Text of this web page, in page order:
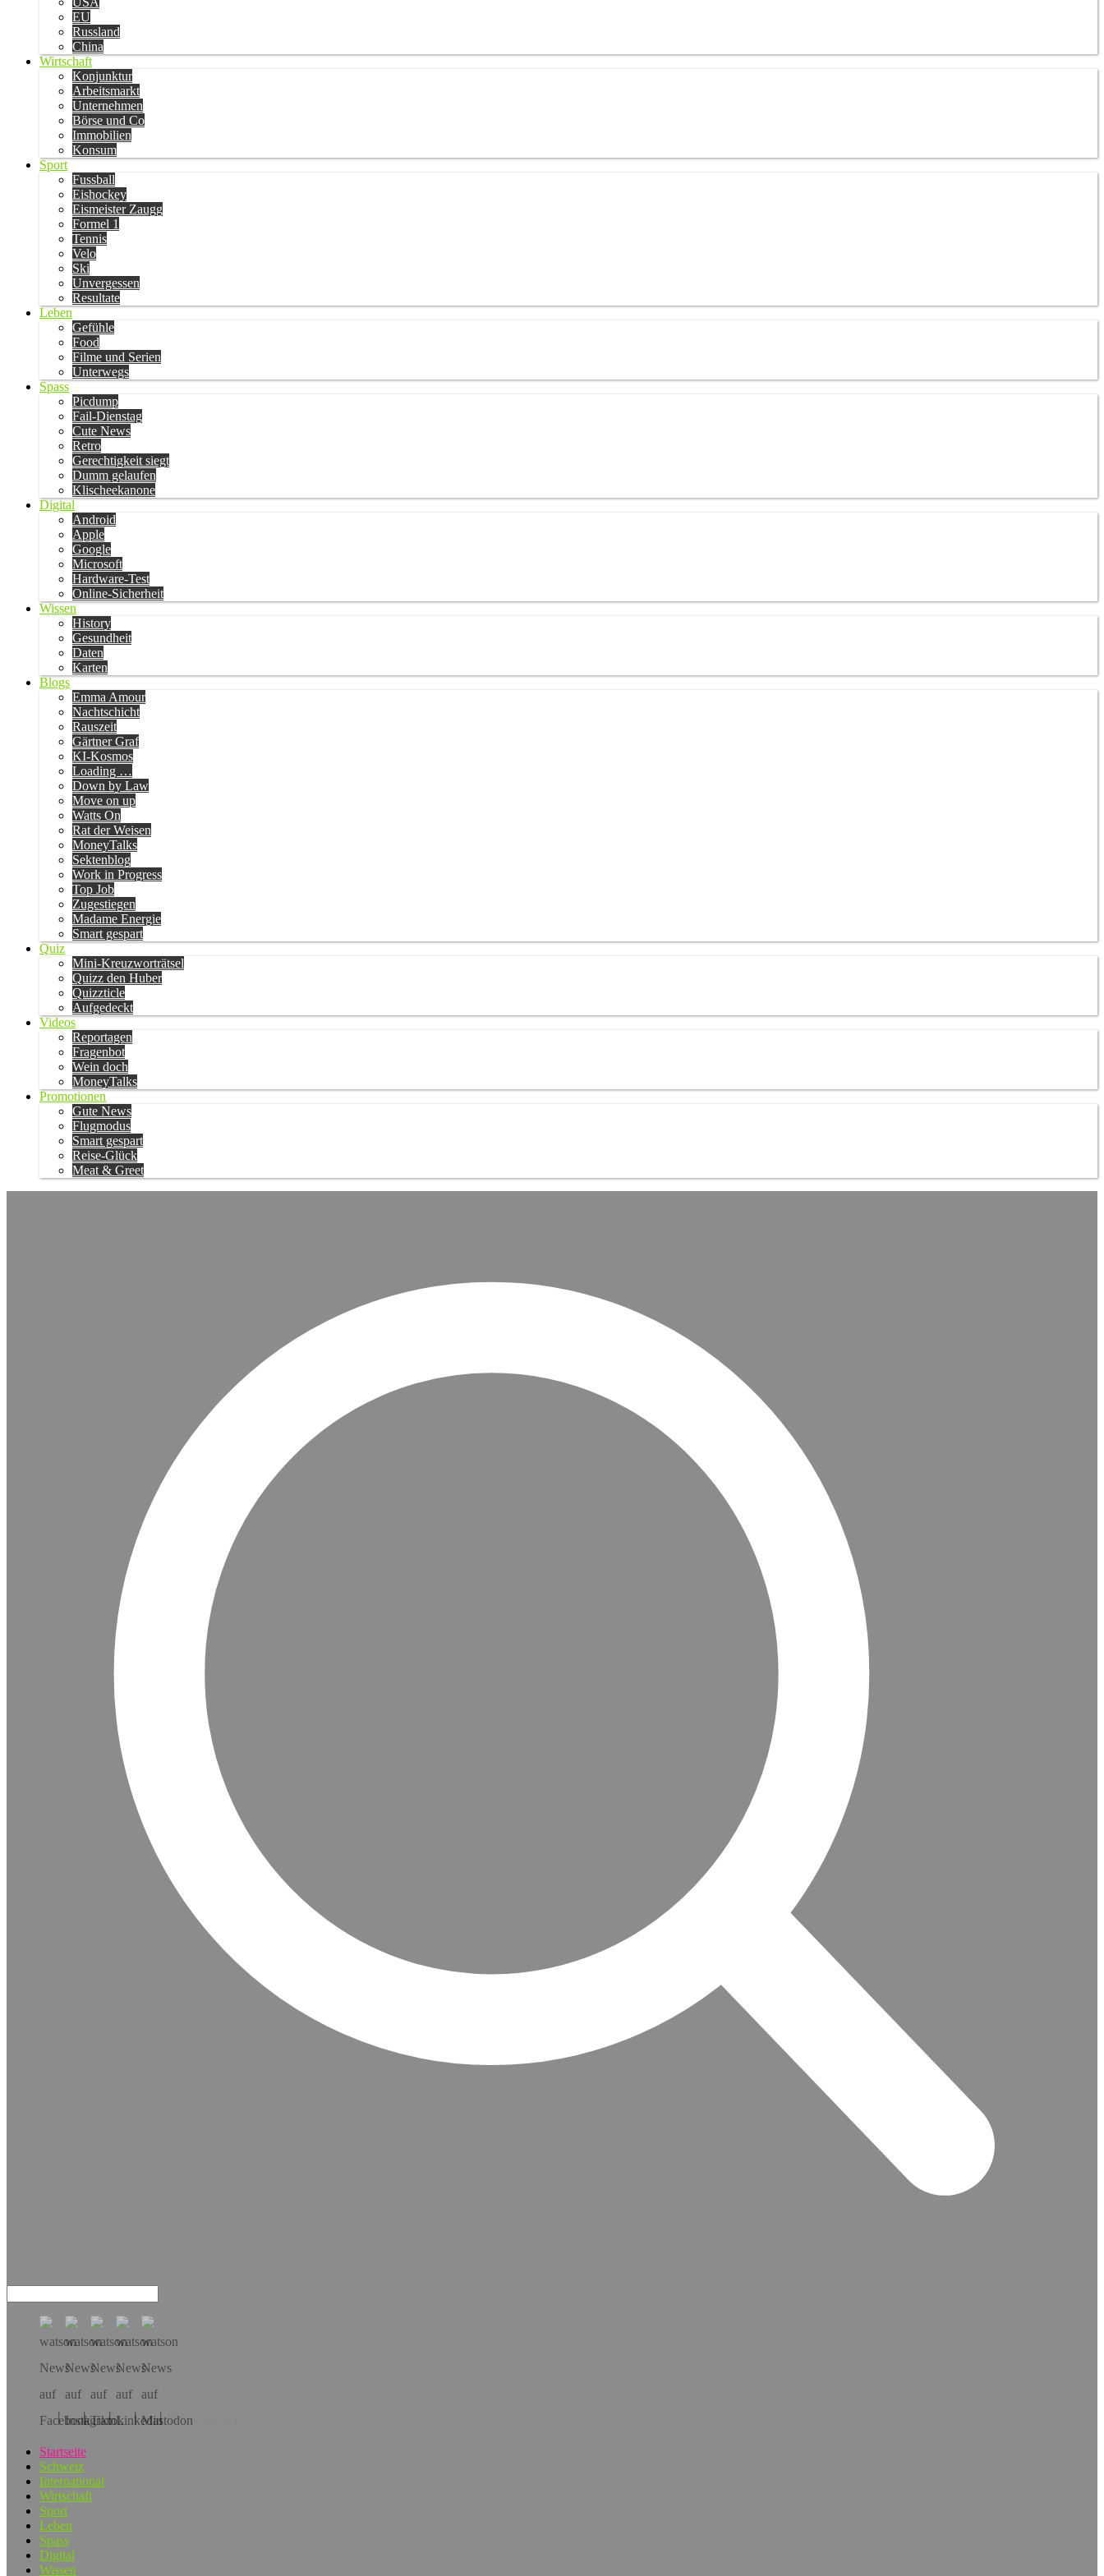
EU
Russland
China
Wirtschaft
Konjunktur
Arbeitsmarkt
Unternehmen
Börse und Co
Immobilien
Konsum
Sport
Fussball
Eishockey
Eismeister Zaugg
Formel 1
Tennis
Velo
Ski
Unvergessen
Resultate
Leben
Gefühle
Food
Filme und Serien
Unterwegs
Spass
Picdump
Fail-Dienstag
Cute News
Retro
Gerechtigkeit siegt
Dumm gelaufen
Klischeekanone
Digital
Android
Apple
Google
Microsoft
Hardware-Test
Online-Sicherheit
Wissen
History
Gesundheit
Daten
Karten
Blogs
Emma Amour
Nachtschicht
Rauszeit
Gärtner Graf
KI-Kosmos
Loading …
Down by Law
Move on up
Watts On
Rat der Weisen
MoneyTalks
Sektenblog
Work in Progress
Top Job
Zugestiegen
Madame Energie
Smart gespart
Quiz
Mini-Kreuzworträtsel
Quizz den Huber
Quizzticle
Aufgedeckt
Videos
Reportagen
Fragenbot
Wein doch
MoneyTalks
Promotionen
Gute News
Flugmodus
Smart gespart
Reise-Glück
Meat & Greet
Hol dir die App!
Startseite
Schweiz
International
Wirtschaft
Sport
Leben
Spass
Digital
Wissen